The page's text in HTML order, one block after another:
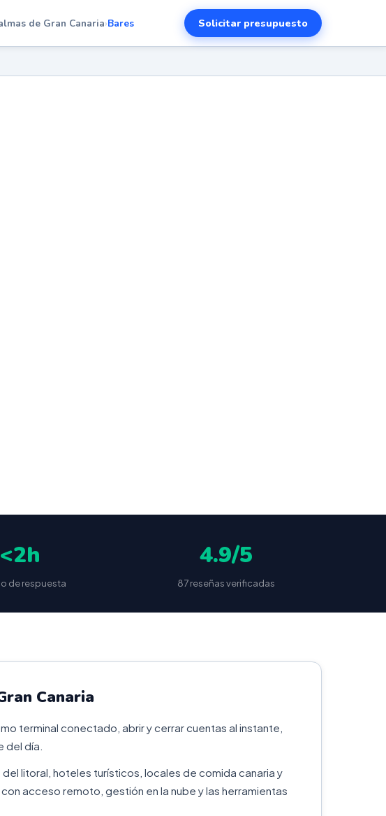
de Gran Canaria›Bares Solicitar presupuesto
<2h
de respuesta
4.9/5
87 reseñas verificadas
Canaria
terminal conectado, abrir y cerrar cuentas al instante,
del día.
litoral, hoteles turísticos, locales de comida canaria y
acceso remoto, gestión en la nube y las herramientas